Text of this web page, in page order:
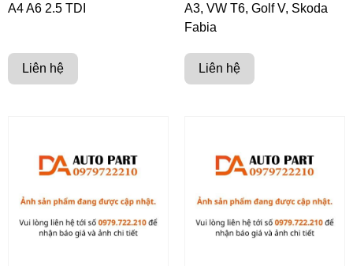
A4 A6 2.5 TDI
Liên hệ
A3, VW T6, Golf V, Skoda
Fabia
Liên hệ